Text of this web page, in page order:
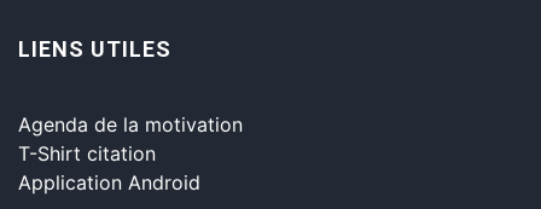
LIENS UTILES
Agenda de la motivation
T-Shirt citation
Application Android